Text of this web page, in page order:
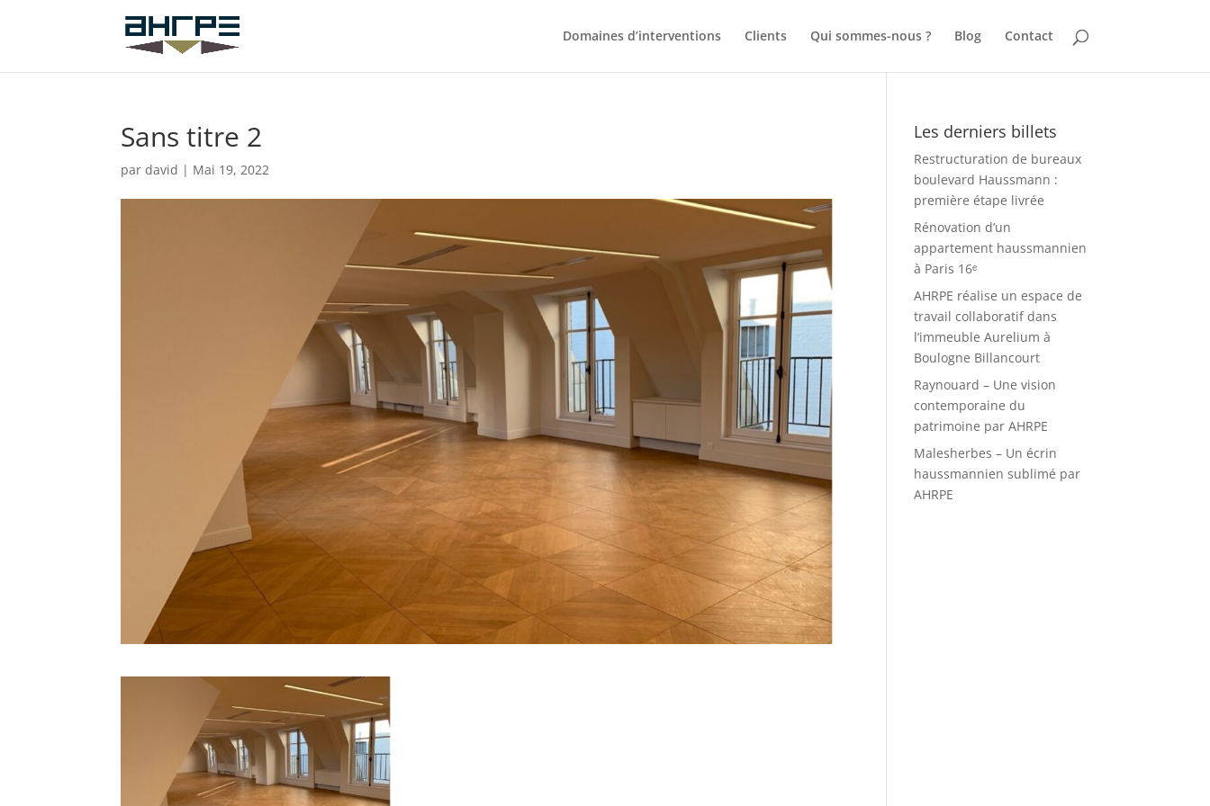
Domaines d’interventions Clients Qui sommes-nous ? Blog Contact
Sans titre 2
pardavid | Mai 19, 2022
Les derniers billets
Restructuration de bureaux
boulevard Haussmann :
première étape livrée
Rénovation d’un
appartement haussmannien
à Paris 16ᵉ
AHRPE réalise un espace de
travail collaboratif dans
l’immeuble Aurelium à
Boulogne Billancourt
Raynouard – Une vision
contemporaine du
patrimoine par AHRPE
Malesherbes – Un écrin
haussmannien sublimé par
AHRPE